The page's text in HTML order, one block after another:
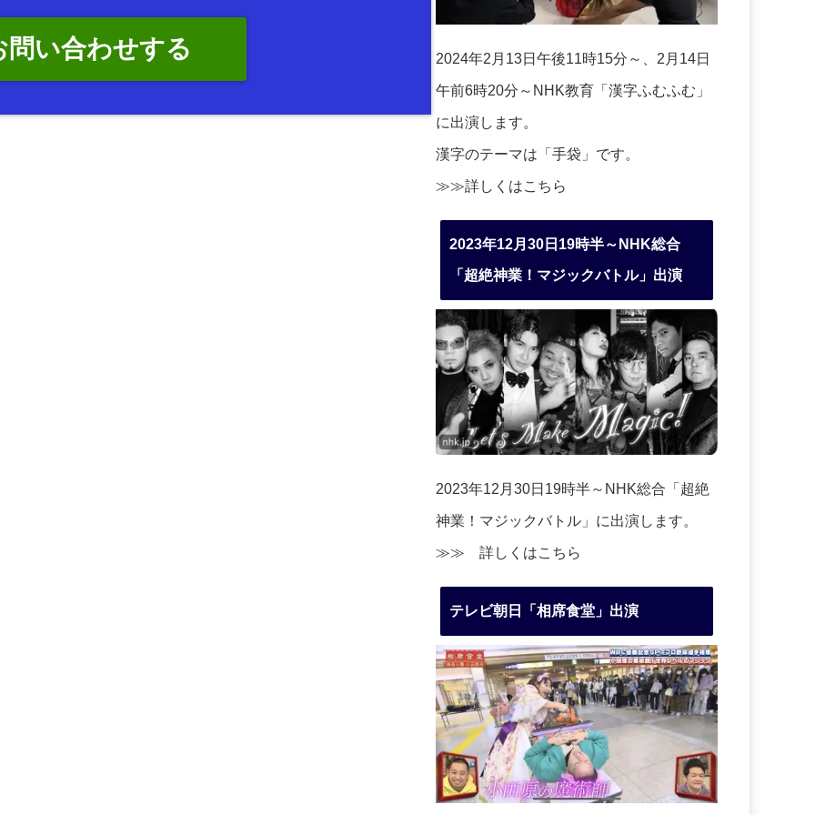
い合わせする 2024年2月13日午後11時15分～、2月14日
午前6時20分～NHK教育「漢字ふむふむ」
に出演します。
漢字のテーマは「手袋」です。
≫≫詳しくはこちら
2023年12月30日19時半～NHK総合
「超絶神業！マジックバトル」出演
2023年12月30日19時半～NHK総合「超絶
神業！マジックバトル」に出演します。
≫≫ 詳しくはこちら
テレビ朝日「相席食堂」出演